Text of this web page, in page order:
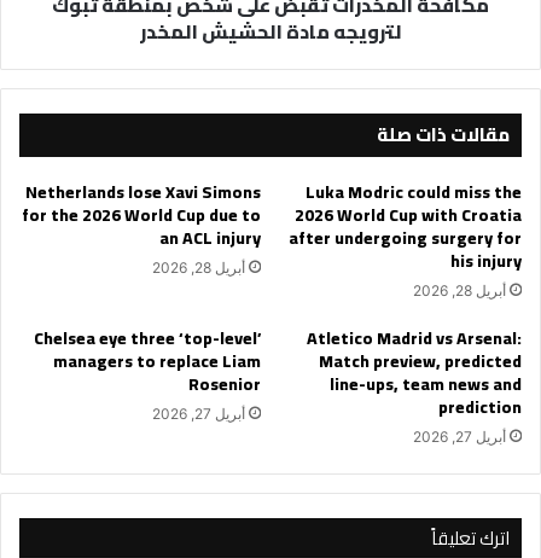
لترويجه مادة الحشيش المخدر
مقالات ذات صلة
Luka Modric could miss the
2026 World Cup with Croatia
after undergoing surgery for
his injury
أبريل 28, 2026
Netherlands lose Xavi Simons
for the 2026 World Cup due to
an ACL injury
أبريل 28, 2026
Atletico Madrid vs Arsenal:
Match preview, predicted
line-ups, team news and
prediction
أبريل 27, 2026
Chelsea eye three ‘top-level’
managers to replace Liam
Rosenior
أبريل 27, 2026
اترك تعليقاً